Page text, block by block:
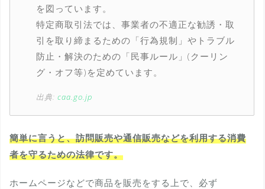
を図っています。
特定商取引法では、事業者の不適正な勧誘・取
引を取り締まるための「行為規制」やトラブル
防止・解決のための「民事ルール」(クーリン
グ・オフ等)を定めています。
出典: caa.go.jp
簡単に言うと、訪問販売や通信販売などを利用する消費
者を守るための法律です。
ホームページなどで商品を販売をする上で、必ず